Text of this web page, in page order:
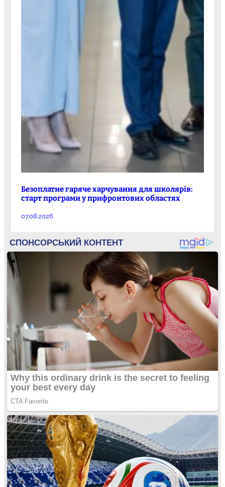
Безоплатне гаряче харчування для школярів:
старт програми у прифронтових областях
07.08.2026